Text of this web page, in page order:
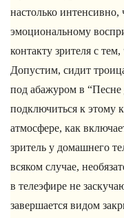
настолько
эмоциональному
контакту зрителя с
Допустим, сидит
под абажуром в “Песне
подключиться к этому
атмосфере, как
зритель у домашнего
всяком случае,
в телеэфире не
завершается видом